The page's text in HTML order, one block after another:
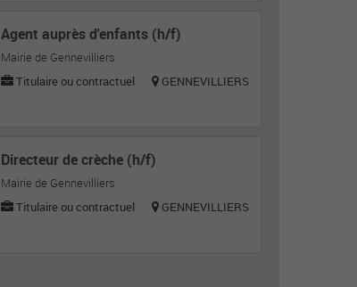
Agent auprès d'enfants (h/f)
Mairie de Gennevilliers
Titulaire ou contractuel
GENNEVILLIERS
Directeur de crèche (h/f)
Mairie de Gennevilliers
Titulaire ou contractuel
GENNEVILLIERS